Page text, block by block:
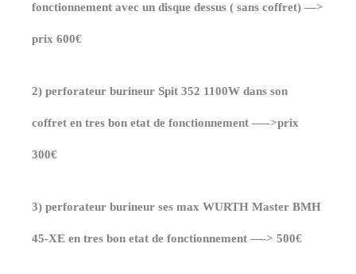
fonctionnement avec un disque dessus ( sans coffret) —>
prix 600€
2) perforateur burineur Spit 352 1100W dans son
coffret en tres bon etat de fonctionnement —–>prix
300€
3) perforateur burineur ses max WURTH Master BMH
45-XE en tres bon etat de fonctionnement —-> 500€